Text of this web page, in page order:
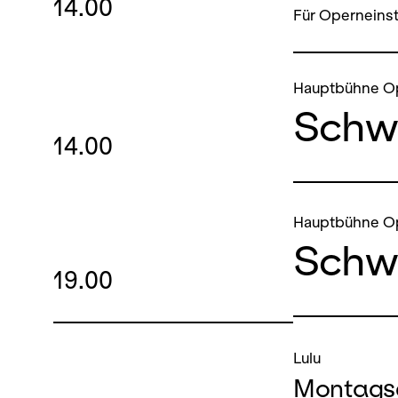
14.00 Für
14.00
Hauptbühne
19.00
Hauptbühne
Lulu